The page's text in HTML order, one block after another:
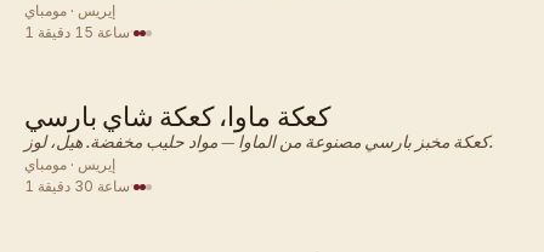
إيريس · مومباي
1 ساعة 15 دقيقة·
هندي · كعكة
كعكة ماوا، كعكة شاي بارسي
كعكة مخبز بارسي مصنوعة من الماوا — مواد حليب مخفضة. هيل، لوز.
إيريس · مومباي
1 ساعة 30 دقيقة·